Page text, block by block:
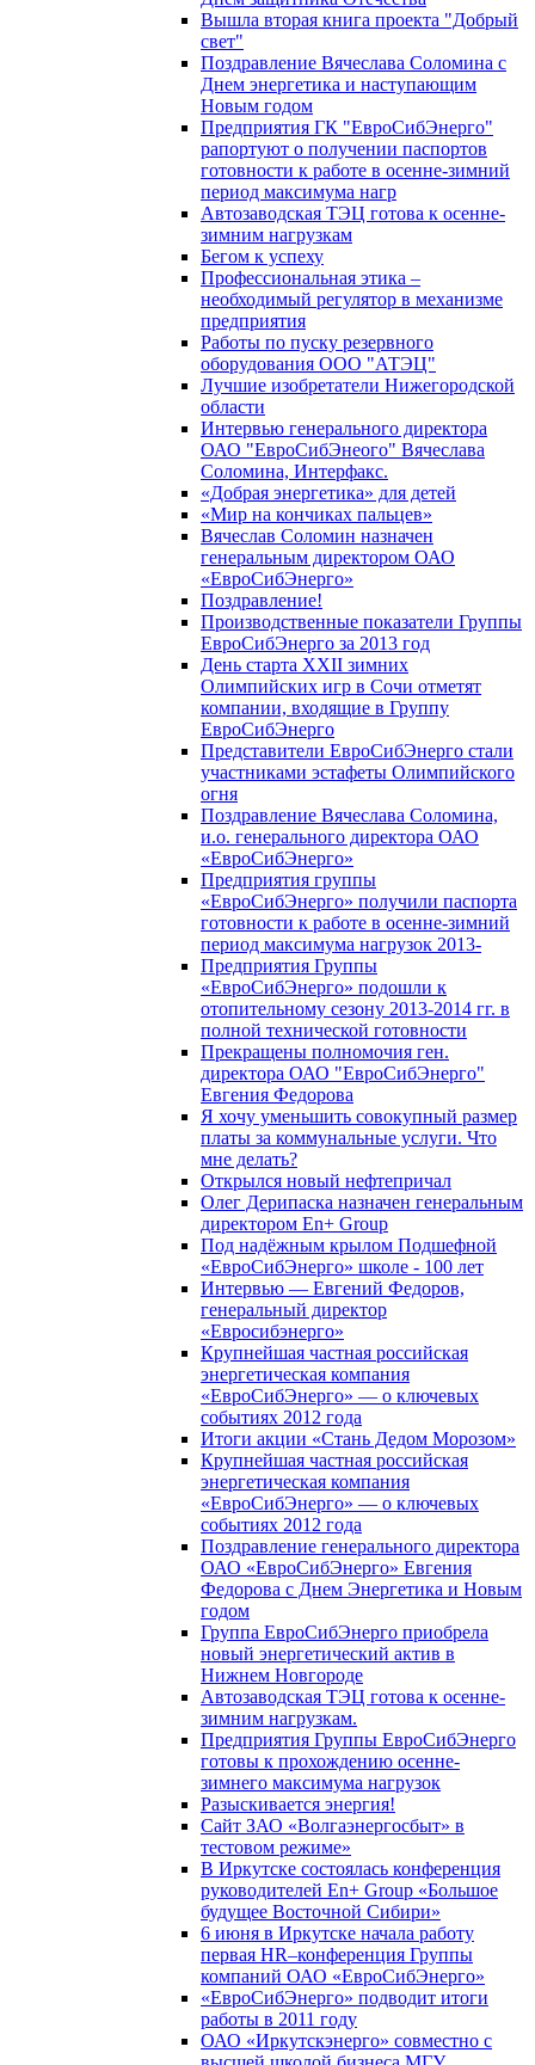
Вышла вторая книга проекта "Добрый
свет"
Поздравление Вячеслава Соломина с
Днем энергетика и наступающим
Новым годом
Предприятия ГК "ЕвроСибЭнерго"
рапортуют о получении паспортов
готовности к работе в осенне-зимний
период максимума нагр
Автозаводская ТЭЦ готова к осенне-
зимним нагрузкам
Бегом к успеху
Профессиональная этика –
необходимый регулятор в механизме
предприятия
Работы по пуску резервного
оборудования ООО "АТЭЦ"
Лучшие изобретатели Нижегородской
области
Интервью генерального директора
ОАО "ЕвроСибЭнеого" Вячеслава
Соломина, Интерфакс.
«Добрая энергетика» для детей
«Мир на кончиках пальцев»
Вячеслав Соломин назначен
генеральным директором ОАО
«ЕвроСибЭнерго»
Поздравление!
Производственные показатели Группы
ЕвроСибЭнерго за 2013 год
День старта XXII зимних
Олимпийских игр в Сочи отметят
компании, входящие в Группу
ЕвроСибЭнерго
Представители ЕвроСибЭнерго стали
участниками эстафеты Олимпийского
огня
Поздравление Вячеслава Соломина,
и.о. генерального директора ОАО
«ЕвроСибЭнерго»
Предприятия группы
«ЕвроСибЭнерго» получили паспорта
готовности к работе в осенне-зимний
период максимума нагрузок 2013-
Предприятия Группы
«ЕвроСибЭнерго» подошли к
отопительному сезону 2013-2014 гг. в
полной технической готовности
Прекращены полномочия ген.
директора ОАО "ЕвроСибЭнерго"
Евгения Федорова
Я хочу уменьшить совокупный размер
платы за коммунальные услуги. Что
мне делать?
Открылся новый нефтепричал
Олег Дерипаска назначен генеральным
директором En+ Group
Под надёжным крылом Подшефной
«ЕвроСибЭнерго» школе - 100 лет
Интервью — Евгений Федоров,
генеральный директор
«Евросибэнерго»
Крупнейшая частная российская
энергетическая компания
«ЕвроСибЭнерго» — о ключевых
событиях 2012 года
Итоги акции «Стань Дедом Морозом»
Крупнейшая частная российская
энергетическая компания
«ЕвроСибЭнерго» — о ключевых
событиях 2012 года
Поздравление генерального директора
ОАО «ЕвроСибЭнерго» Евгения
Федорова с Днем Энергетика и Новым
годом
Группа ЕвроСибЭнерго приобрела
новый энергетический актив в
Нижнем Новгороде
Автозаводская ТЭЦ готова к осенне-
зимним нагрузкам.
Предприятия Группы ЕвроСибЭнерго
готовы к прохождению осенне-
зимнего максимума нагрузок
Разыскивается энергия!
Сайт ЗАО «Волгаэнергосбыт» в
тестовом режиме»
В Иркутске состоялась конференция
руководителей En+ Group «Большое
будущее Восточной Сибири»
6 июня в Иркутске начала работу
первая HR–конференция Группы
компаний ОАО «ЕвроСибЭнерго»
«ЕвроСибЭнерго» подводит итоги
работы в 2011 году
ОАО «Иркутскэнерго» совместно с